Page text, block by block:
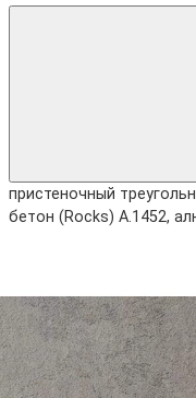
пристеночный
бетон (Rocks) A.1452,